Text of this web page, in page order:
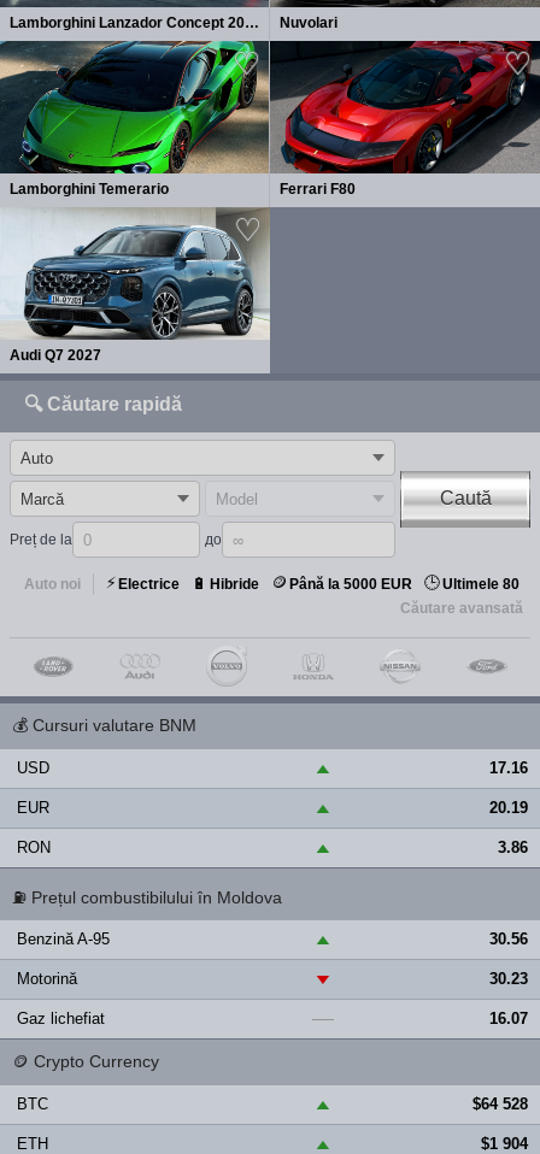
Lamborghini Lanzador Concept 2026 Nuvolari
Lamborghini Temerario Ferrari F80
Audi Q7 2027
🔍 Căutare rapidă
Preț de la до
Caută
Auto noi ⚡ Electrice 🔋 Hibride 🪙 Până la 5000 EUR 🕒Ultimele 80
Căutare avansată
💰 Cursuri valutare BNM
USD ▲ 17.16
EUR ▲ 20.19
RON ▲ 3.86
⛽ Prețul combustibilului în Moldova
Benzină A-95 ▲ 30.56
Motorină ▼ 30.23
Gaz lichefiat — 16.07
🪙 Crypto Currency
BTC ▲ $64 528
ETH ▲ $1 904